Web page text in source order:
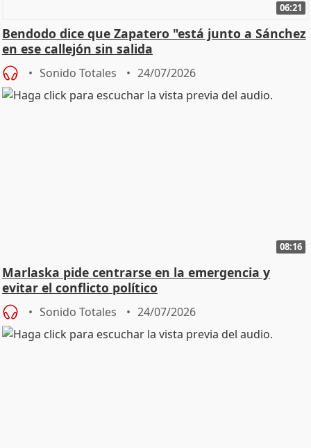
06:21
Bendodo dice que Zapatero "está junto a Sánchez
en ese callejón sin salida
Sonido Totales 24/07/2026
08:16
Marlaska pide centrarse en la emergencia y
evitar el conflicto político
Sonido Totales 24/07/2026